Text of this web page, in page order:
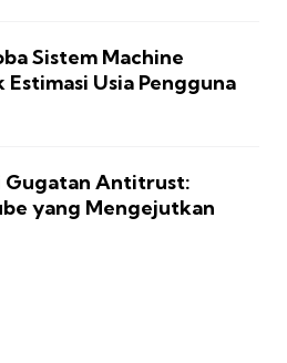
Sistem Machine
Usia Pengguna
Gugatan Antitrust:
yang Mengejutkan